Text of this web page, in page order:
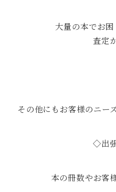
大量の本でお困
査定
その他にもお客様のニー
◇出
本の冊数やお客